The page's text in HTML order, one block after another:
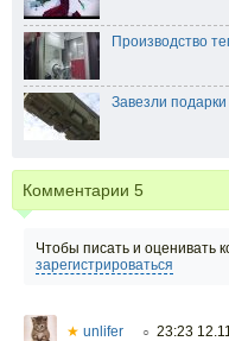
Производство
Завезли подарки
Комментарии 5
Чтобы писать и оценивать
зарегистрироваться
★ unlifer ○ 23:23